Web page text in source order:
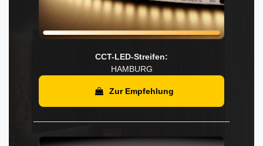
CCT-LED-Streifen:
HAMBURG
Zur Empfehlung